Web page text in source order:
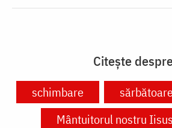
Citește
schimbare sărbătoare
Mântuitorul nostru